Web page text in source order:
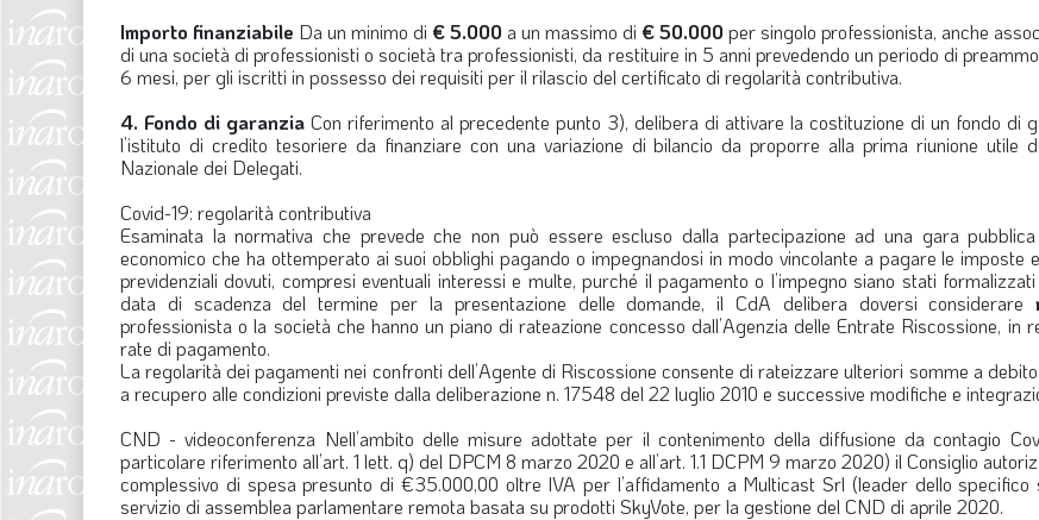
Importo finanziabile Da un minimo di € 5.000 a un massimo di € 50.000 per singolo professionista, anche
di una società di professionisti o società tra professionisti, da restituire in 5 anni prevedendo un periodo di
6 mesi, per gli iscritti in possesso dei requisiti per il rilascio del certificato di regolarità contributiva.
4. Fondo di garanzia Con riferimento al precedente punto 3), delibera di attivare la costituzione di un fondo di
l’istituto di credito tesoriere da finanziare con una variazione di bilancio da proporre alla prima riunione utile
Nazionale dei Delegati.
Covid-19: regolarità contributiva
Esaminata la normativa che prevede che non può essere escluso dalla partecipazione ad una gara pubblica
economico che ha ottemperato ai suoi obblighi pagando o impegnandosi in modo vincolante a pagare le imposte
previdenziali dovuti, compresi eventuali interessi e multe, purché il pagamento o l’impegno siano stati
data di scadenza del termine per la presentazione delle domande, il CdA delibera doversi considerare
professionista o la società che hanno un piano di rateazione concesso dall’Agenzia delle Entrate Riscossione, in
rate di pagamento.
La regolarità dei pagamenti nei confronti dell’Agente di Riscossione consente di rateizzare ulteriori somme a
a recupero alle condizioni previste dalla deliberazione n. 17548 del 22 luglio 2010 e successive modifiche e
CND - videoconferenza Nell’ambito delle misure adottate per il contenimento della diffusione da contagio
particolare riferimento all’art. 1 lett. q) del DPCM 8 marzo 2020 e all’art. 1.1 DCPM 9 marzo 2020) il Consiglio
complessivo di spesa presunto di €35.000,00 oltre IVA per l’affidamento a Multicast Srl (leader dello specifico
servizio di assemblea parlamentare remota basata su prodotti SkyVote, per la gestione del CND di aprile 2020.